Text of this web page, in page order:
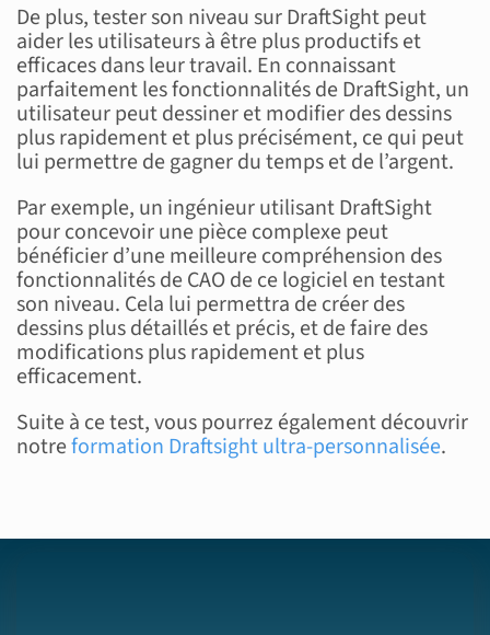
De plus, tester son niveau sur DraftSight peut
aider les utilisateurs à être plus productifs et
efficaces dans leur travail. En connaissant
parfaitement les fonctionnalités de DraftSight, un
utilisateur peut dessiner et modifier des dessins
plus rapidement et plus précisément, ce qui peut
lui permettre de gagner du temps et de l’argent.
Par exemple, un ingénieur utilisant DraftSight
pour concevoir une pièce complexe peut
bénéficier d’une meilleure compréhension des
fonctionnalités de CAO de ce logiciel en testant
son niveau. Cela lui permettra de créer des
dessins plus détaillés et précis, et de faire des
modifications plus rapidement et plus
efficacement.
Suite à ce test, vous pourrez également découvrir
notreformation Draftsightultra-personnalisée.